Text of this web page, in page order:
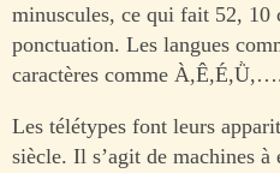
minuscules, ce qui fait 52, 10
ponctuation. Les langues
caractères comme
Les télétypes font leurs
siècle. Il s’agit de machines